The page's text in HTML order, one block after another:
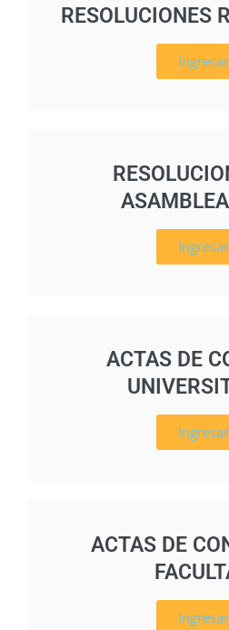
RESOLUCIONES
Ingresar
Ingresar
ACTAS DE
Ingresar
ACTAS DE
Ingresar